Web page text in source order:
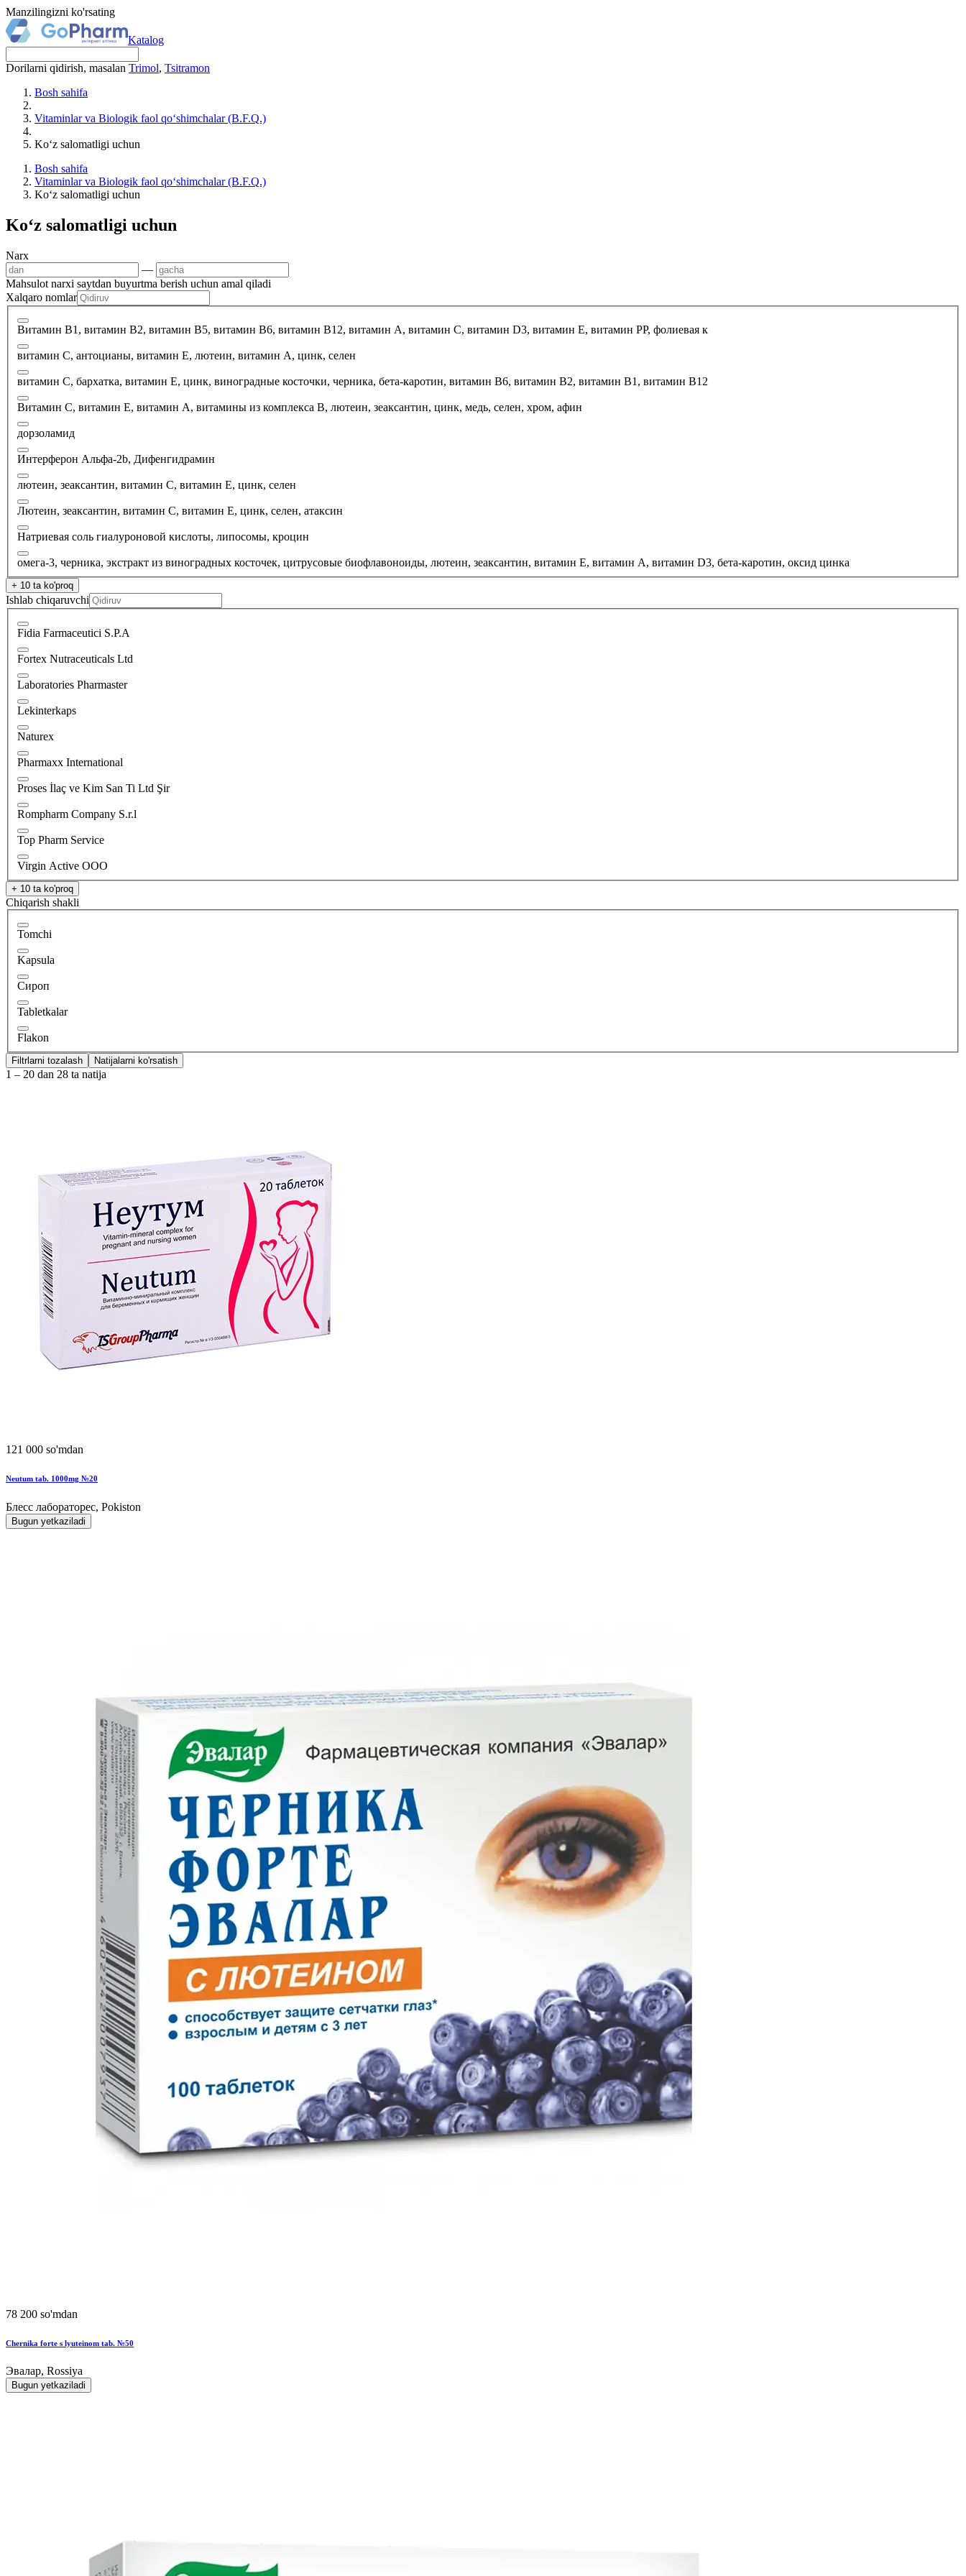
Manzilingizni ko'rsating
Katalog
Dorilarni qidirish, masalan Trimol, Tsitramon
Bosh sahifa
Vitaminlar va Biologik faol qo‘shimchalar (B.F.Q.)
Ko‘z salomatligi uchun
Bosh sahifa
Vitaminlar va Biologik faol qo‘shimchalar (B.F.Q.)
Ko‘z salomatligi uchun
Ko‘z salomatligi uchun
Narx
—
Mahsulot narxi saytdan buyurtma berish uchun amal qiladi
Xalqaro nomlar
Витамин В1, витамин В2, витамин В5, витамин В6, витамин B12, витамин А, витамин С, витамин D3, витамин Е, витамин РР, фолиевая к
витамин С, антоцианы, витамин Е, лютеин, витамин А, цинк, селен
витамин С, бархатка, витамин Е, цинк, виноградные косточки, черника, бета-каротин, витамин В6, витамин В2, витамин В1, витамин В12
Витамин С, витамин Е, витамин А, витамины из комплекса B, лютеин, зеаксантин, цинк, медь, селен, хром, афин
дорзоламид
Интерферон Альфа-2b, Дифенгидрамин
лютеин, зеаксантин, витамин С, витамин Е, цинк, селен
Лютеин, зеаксантин, витамин С, витамин Е, цинк, селен, атаксин
Натриевая соль гиалуроновой кислоты, липосомы, кроцин
омега-3, черника, экстракт из виноградных косточек, цитрусовые биофлавоноиды, лютеин, зеаксантин, витамин Е, витамин А, витамин D3, бета-каротин, оксид цинка
+ 10 ta ko'proq
Ishlab chiqaruvchi
Fidia Farmaceutici S.P.A
Fortex Nutraceuticals Ltd
Laboratories Pharmaster
Lekinterkaps
Naturex
Pharmaxx International
Proses İlaç ve Kim San Ti Ltd Şir
Rompharm Company S.r.l
Top Pharm Service
Virgin Active ООО
+ 10 ta ko'proq
Chiqarish shakli
Tomchi
Kapsula
Сироп
Tabletkalar
Flakon
Filtrlarni tozalash Natijalarni ko'rsatish
1 – 20 dan 28 ta natija
121 000 so'mdan
Neutum tab. 1000mg №20
Блесс лабораторес, Pokiston
Bugun yetkaziladi
78 200 so'mdan
Chernika forte s lyuteinom tab. №50
Эвалар, Rossiya
Bugun yetkaziladi